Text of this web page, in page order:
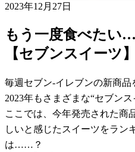
2023年12月27日
もう一度食べたい
【セブンスイーツ
毎週セブン-イレブンの新商品
2023年もさまざまな“セブン
ここでは、今年発売された商
しいと感じたスイーツをラ
は……？